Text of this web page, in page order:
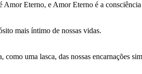
Eterno, e Amor Eterno é a
mais íntimo de nossas vidas.
uma lasca, das nossas encarnações